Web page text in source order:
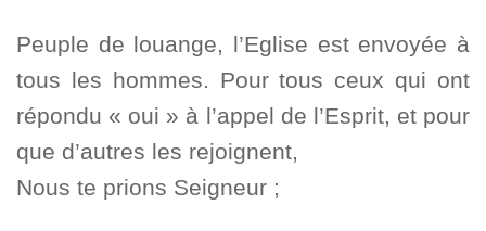
Peuple de louange, l’Eglise est envoyée à
tous les hommes. Pour tous ceux qui ont
répondu « oui » à l’appel de l’Esprit, et pour
que d’autres les rejoignent,
Nous te prions Seigneur ;